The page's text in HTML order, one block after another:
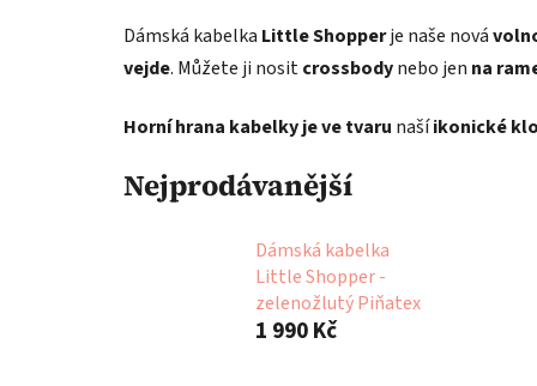
Dámská kabelka Little Shopperje naše nová
vejde. Můžete ji nositcrossbodynebo jen na
Horní hrana kabelky je ve tvaru našíikonické
Nejprodávanější
Dámská kabelka
Little Shopper -
zelenožlutý Piňatex
1 990 Kč